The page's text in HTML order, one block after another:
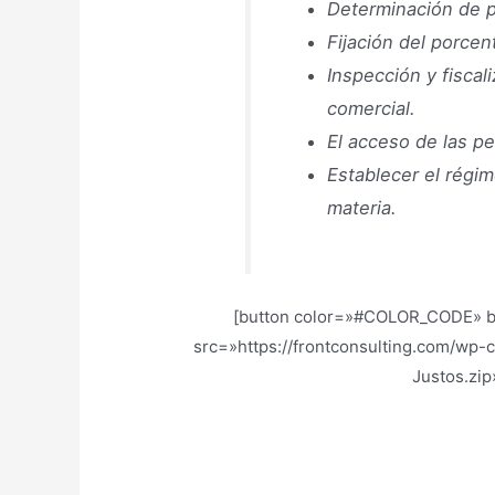
Determinación de
Fijación del
Inspección y
comercial.
El acceso de las
Establecer el
materia.
[button color=»#COLOR_CODE»
src=»https://frontconsulting.com/wp-